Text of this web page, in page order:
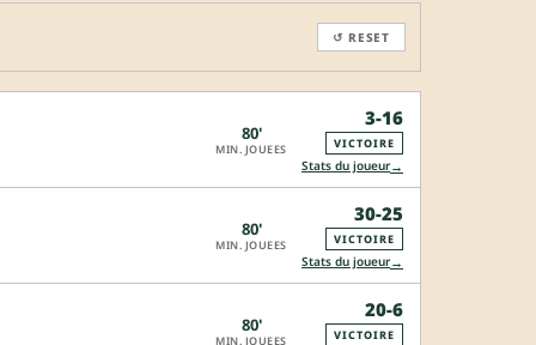
↺ RESET
80'
MIN. JOUEES
3-16
VICTOIRE
Stats du joueur→
80'
MIN. JOUEES
30-25
VICTOIRE
Stats du joueur→
80'
MIN. JOUEES
20-6
VICTOIRE